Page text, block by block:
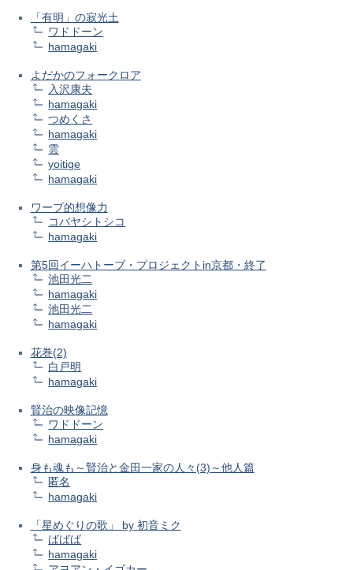
「有明」の寂光土
ワドドーン
hamagaki
よだかのフォークロア
入沢康夫
hamagaki
つめくさ
hamagaki
雲
yoitige
hamagaki
ワープ的想像力
コバヤシトシコ
hamagaki
第5回イーハトーブ・プロジェクトin京都・終了
池田光二
hamagaki
池田光二
hamagaki
花巻(2)
白戸明
hamagaki
賢治の映像記憶
ワドドーン
hamagaki
身も魂も～賢治と金田一家の人々(3)～他人篇
匿名
hamagaki
「星めぐりの歌」 by 初音ミク
ばばば
hamagaki